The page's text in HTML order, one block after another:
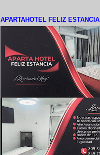
APARTAHOTEL FELIZ ESTANCIA